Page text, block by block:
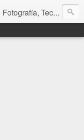
Fotografía, Tecnología, Cine y Videojuegos en un Blog Multitemática. El rinconcito del creador de FotoMuseo 3D y Left 4 SGC.